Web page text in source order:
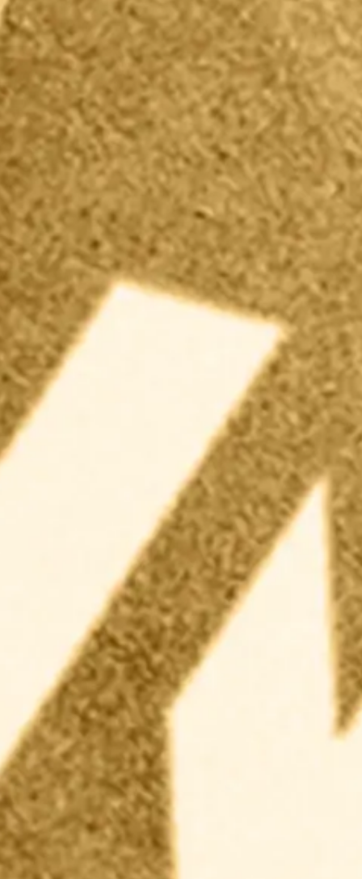
なものを台無しにしてしまっていることに疑問を
持った小黒正信は、接着剤を普及させることの重
要性を感じ、創業を決意したのです。
1953年12月
ボンド商事株式会社を設立
1969年2月
ボンド商事本社を現在地に移転
1982年3月
ボンド商事本社社屋完成
ウッド建材株式会社を設立
bwdグループ誕生への第一歩
後にメラミン化粧板メーカーとして国内トップシ
ェアを誇ることになるアイカ工業株式会社様が、
1970年以降ポリエステル化粧合板の開発に成功
し、代理店を通じて全国販売。その一翼を担って
いたのが、首都圏で有数の在庫を誇る代理店・コ
ーシン株式会社（1995年コーシンウッド株式会
社となる）でした。一方、ボンド商事もアイカ工
業株式会社様と建装代理店契約を結び、全国でい
ち早く不燃化粧板「アイカセラール」 の在庫販
売を開始していましたが、さらなる販売力強化を
目指し、コーシンウッド株式会社とのM&Aを実
施。現在のbwdグループの大きな柱のひとつであ
るウッド建材株式会社が誕生しました。
2002年4月
ボンド商事九州営業所を開設